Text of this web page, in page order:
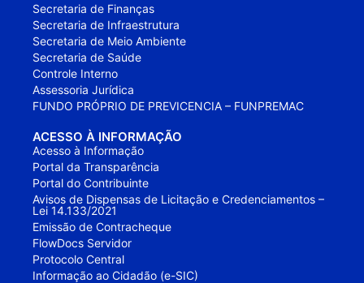
Secretaria de Finanças
Secretaria de Infraestrutura
Secretaria de Meio Ambiente
Secretaria de Saúde
Controle Interno
Assessoria Jurídica
FUNDO PRÓPRIO DE PREVICENCIA – FUNPREMAC
ACESSO À INFORMAÇÃO
Acesso à Informação
Portal da Transparência
Portal do Contribuinte
Avisos de Dispensas de Licitação e Credenciamentos –
Lei 14.133/2021
Emissão de Contracheque
FlowDocs Servidor
Protocolo Central
Informação ao Cidadão (e-SIC)